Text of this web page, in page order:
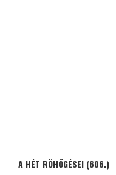
A HÉT RÖHÖGÉSEI (606.)